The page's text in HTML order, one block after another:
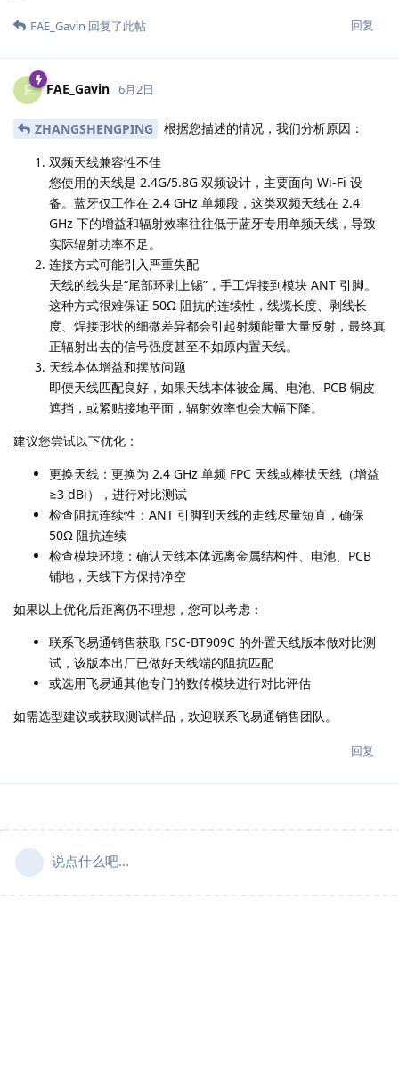
回复
FAE_Gavin 回复了此帖
F FAE_Gavin 6月2日
ZHANGSHENGPING 根据您描述的情况，我们分析原因：
双频天线兼容性不佳
您使用的天线是 2.4G/5.8G 双频设计，主要面向 Wi-Fi 设
备。蓝牙仅工作在 2.4 GHz 单频段，这类双频天线在 2.4
GHz 下的增益和辐射效率往往低于蓝牙专用单频天线，导致
实际辐射功率不足。
连接方式可能引入严重失配
天线的线头是“尾部环剥上锡”，手工焊接到模块 ANT 引脚。
这种方式很难保证 50Ω 阻抗的连续性，线缆长度、剥线长
度、焊接形状的细微差异都会引起射频能量大量反射，最终真
正辐射出去的信号强度甚至不如原内置天线。
天线本体增益和摆放问题
即便天线匹配良好，如果天线本体被金属、电池、PCB 铜皮
遮挡，或紧贴接地平面，辐射效率也会大幅下降。
建议您尝试以下优化：
更换天线：更换为 2.4 GHz 单频 FPC 天线或棒状天线（增益
≥3 dBi），进行对比测试
检查阻抗连续性：ANT 引脚到天线的走线尽量短直，确保
50Ω 阻抗连续
检查模块环境：确认天线本体远离金属结构件、电池、PCB
铺地，天线下方保持净空
如果以上优化后距离仍不理想，您可以考虑：
联系飞易通销售获取 FSC-BT909C 的外置天线版本做对比测
试，该版本出厂已做好天线端的阻抗匹配
或选用飞易通其他专门的数传模块进行对比评估
如需选型建议或获取测试样品，欢迎联系飞易通销售团队。
回复
说点什么吧...